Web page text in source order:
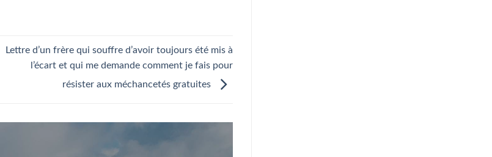
Lettre d’un frère qui souffre d’avoir toujours été mis à
l’écart et qui me demande comment je fais pour
résister aux méchancetés gratuites